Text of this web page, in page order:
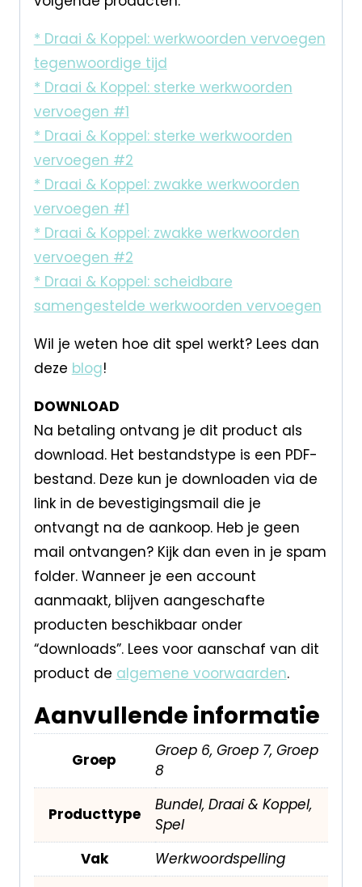
* Draai & Koppel: werkwoorden vervoegen
tegenwoordige tijd
* Draai & Koppel: sterke werkwoorden
vervoegen #1
* Draai & Koppel: sterke werkwoorden
vervoegen #2
* Draai & Koppel: zwakke werkwoorden
vervoegen #1
* Draai & Koppel: zwakke werkwoorden
vervoegen #2
* Draai & Koppel: scheidbare
samengestelde werkwoorden vervoegen
Wil je weten hoe dit spel werkt? Lees dan
deze blog!
DOWNLOAD
Na betaling ontvang je dit product als
download. Het bestandstype is een PDF-
bestand. Deze kun je downloaden via de
link in de bevestigingsmail die je
ontvangt na de aankoop. Heb je geen
mail ontvangen? Kijk dan even in je spam
folder. Wanneer je een account
aanmaakt, blijven aangeschafte
producten beschikbaar onder
“downloads”. Lees voor aanschaf van dit
product de algemene voorwaarden.
Aanvullende informatie
Groep
Groep 6, Groep 7, Groep
8
Producttype
Bundel, Draai & Koppel,
Spel
Vak
Werkwoordspelling